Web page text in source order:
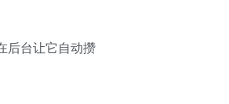
后台让它自动攒